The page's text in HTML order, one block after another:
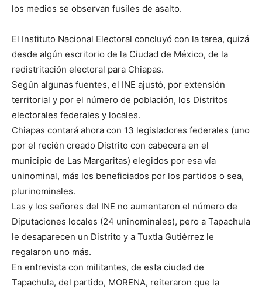
los medios se observan fusiles de asalto.
El Instituto Nacional Electoral concluyó con la tarea, quizá
desde algún escritorio de la Ciudad de México, de la
redistritación electoral para Chiapas.
Según algunas fuentes, el INE ajustó, por extensión
territorial y por el número de población, los Distritos
electorales federales y locales.
Chiapas contará ahora con 13 legisladores federales (uno
por el recién creado Distrito con cabecera en el
municipio de Las Margaritas) elegidos por esa vía
uninominal, más los beneficiados por los partidos o sea,
plurinominales.
Las y los señores del INE no aumentaron el número de
Diputaciones locales (24 uninominales), pero a Tapachula
le desaparecen un Distrito y a Tuxtla Gutiérrez le
regalaron uno más.
En entrevista con militantes, de esta ciudad de
Tapachula, del partido, MORENA, reiteraron que la